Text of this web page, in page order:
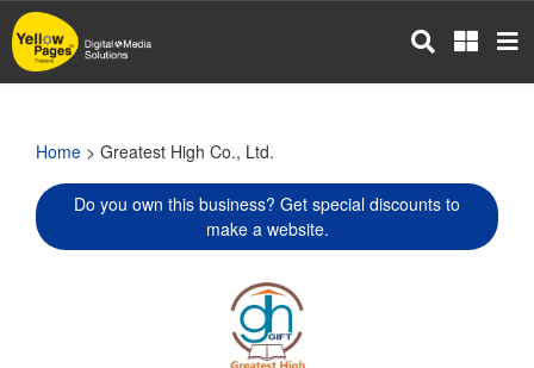
Skip
to
main
Home > Greatest High Co., Ltd.
Do you own this business? Get special discounts to
make a website.